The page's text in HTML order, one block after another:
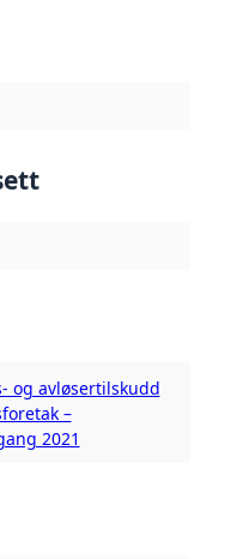
og avløsertilskudd
–
2021